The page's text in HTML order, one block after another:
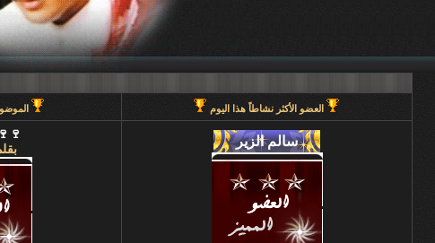
العضو الأكثر نشاطاً هذا اليوم